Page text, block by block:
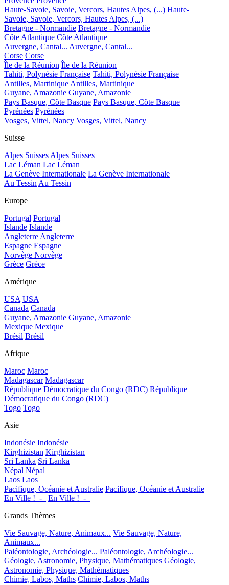
Haute-Savoie, Savoie, Vercors, Hautes Alpes, (...) Haute-
Savoie, Savoie, Vercors, Hautes Alpes, (...)
Bretagne - Normandie Bretagne - Normandie
Côte Atlantique Côte Atlantique
Auvergne, Cantal... Auvergne, Cantal...
Corse Corse
Île de la Réunion Île de la Réunion
Tahiti, Polynésie Française Tahiti, Polynésie Française
Antilles, Martinique Antilles, Martinique
Guyane, Amazonie Guyane, Amazonie
Pays Basque, Côte Basque Pays Basque, Côte Basque
Pyrénées Pyrénées
Vosges, Vittel, Nancy Vosges, Vittel, Nancy
Suisse
Alpes Suisses Alpes Suisses
Lac Léman Lac Léman
La Genève Internationale La Genève Internationale
Au Tessin Au Tessin
Europe
Portugal Portugal
Islande Islande
Angleterre Angleterre
Espagne Espagne
Norvège Norvège
Grèce Grèce
Amérique
USA USA
Canada Canada
Guyane, Amazonie Guyane, Amazonie
Mexique Mexique
Brésil Brésil
Afrique
Maroc Maroc
Madagascar Madagascar
République Démocratique du Congo (RDC) République
Démocratique du Congo (RDC)
Togo Togo
Asie
Indonésie Indonésie
Kirghizistan Kirghizistan
Sri Lanka Sri Lanka
Népal Népal
Laos Laos
Pacifique, Océanie et Australie Pacifique, Océanie et Australie
En Ville !_-_
En Ville !_-_
Grands Thèmes
Vie Sauvage, Nature, Animaux... Vie Sauvage, Nature,
Animaux...
Paléontologie, Archéologie... Paléontologie, Archéologie...
Géologie, Astronomie, Physique, Mathématiques Géologie,
Astronomie, Physique, Mathématiques
Chimie, Labos, Maths Chimie, Labos, Maths